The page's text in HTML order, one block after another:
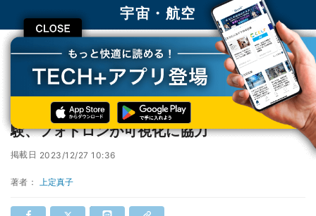
CLOSE
宇宙・航空
TECH+ テクノロジー
宇宙・航空
ISTの「ZERO」向けエンジン燃焼器単体試験、フォトロンが可視化に協力
ISTの「ZERO」向けエンジン燃焼器単体試
験、フォトロンが可視化に協力
掲載日 2023/12/27 10:36
著者： 上定真子